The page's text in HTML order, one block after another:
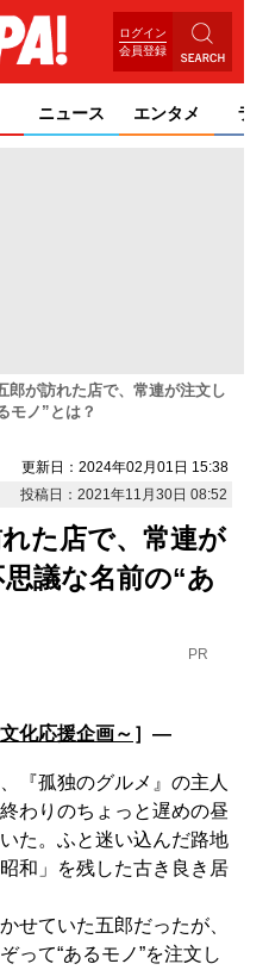
ログイン
会員登録
ニュース エンタメ ライ
郎が訪れた店で、常連が注文し
モノ”とは？
更新日：2024年02月01日 15:38
投稿日：2021年11月30日 08:52
た店で、常連が
議な名前の“あ
PR
化応援企画～ ］―
『孤独のグルメ』の主人
わりのちょっと遅めの昼
た。ふと迷い込んだ路地
和」を残した古き良き居
せていた五郎だったが、
って“あるモノ”を注文し